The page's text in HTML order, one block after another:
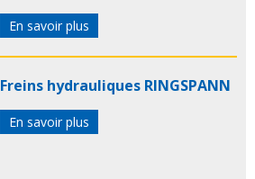
En savoir plus
Freins hydrauliques RINGSPANN
En savoir plus